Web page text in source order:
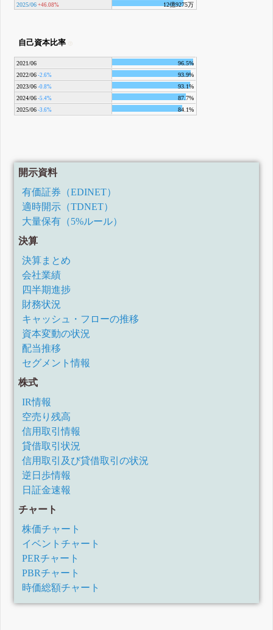
2025/06 +46.08% 12億9275万
自己資本比率
2021/06
96.5%
2022/06 -2.6%
93.9%
2023/06 -0.8%
93.1%
2024/06 -5.4%
87.7%
2025/06 -3.6% 84.1%
開示資料
有価証券（EDINET）
適時開示（TDNET）
大量保有（5%ルール）
決算
決算まとめ
会社業績
四半期進捗
財務状況
キャッシュ・フローの推移
資本変動の状況
配当推移
セグメント情報
株式
IR情報
空売り残高
信用取引情報
貸借取引状況
信用取引及び貸借取引の状況
逆日歩情報
日証金速報
チャート
株価チャート
イベントチャート
PERチャート
PBRチャート
時価総額チャート